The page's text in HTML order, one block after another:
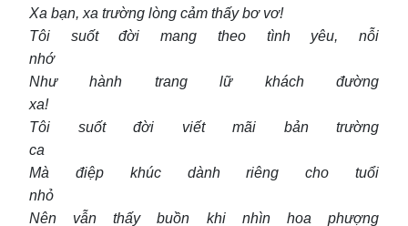
Xa bạn, xa trường lòng cảm thấy bơ vơ!
Tôi suốt đời mang theo tình yêu, nỗi
nhớ
Như hành trang lữ khách đường
xa!
Tôi suốt đời viết mãi bản trường
ca
Mà điệp khúc dành riêng cho tuổi
nhỏ
Nên vẫn thấy buồn khi nhìn hoa phượng